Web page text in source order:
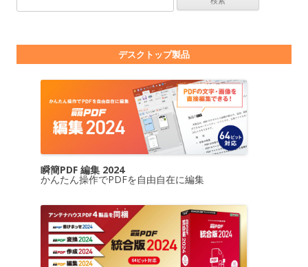
デスクトップ製品
瞬簡PDF 編集 2024
かんたん操作でPDFを自由自在に編集